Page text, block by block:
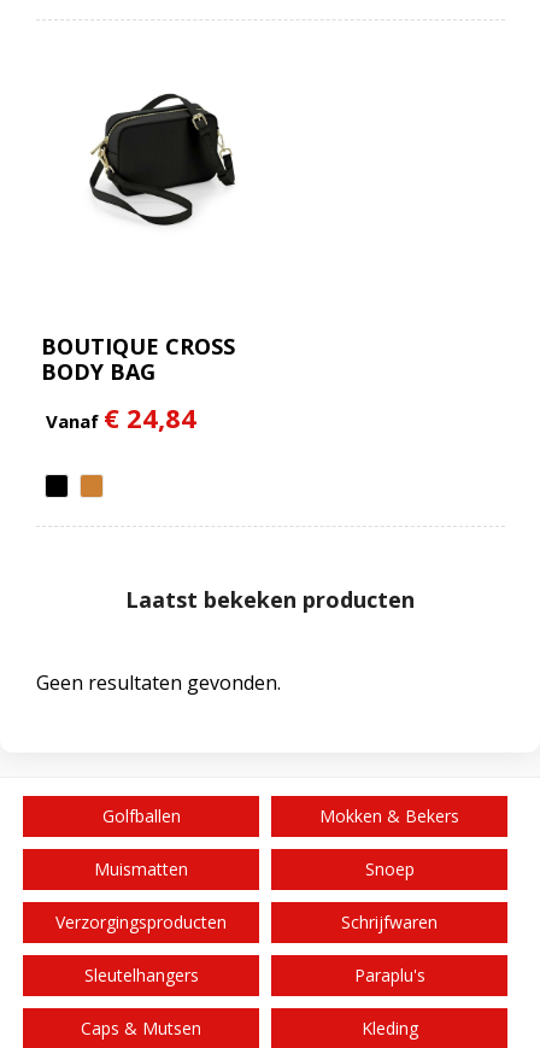
BOUTIQUE CROSS
BODY BAG
Vanaf € 24,84
Laatst bekeken producten
Geen resultaten gevonden.
Golfballen Mokken & Bekers
Muismatten Snoep
Verzorgingsproducten Schrijfwaren
Sleutelhangers Paraplu's
Caps & Mutsen Kleding